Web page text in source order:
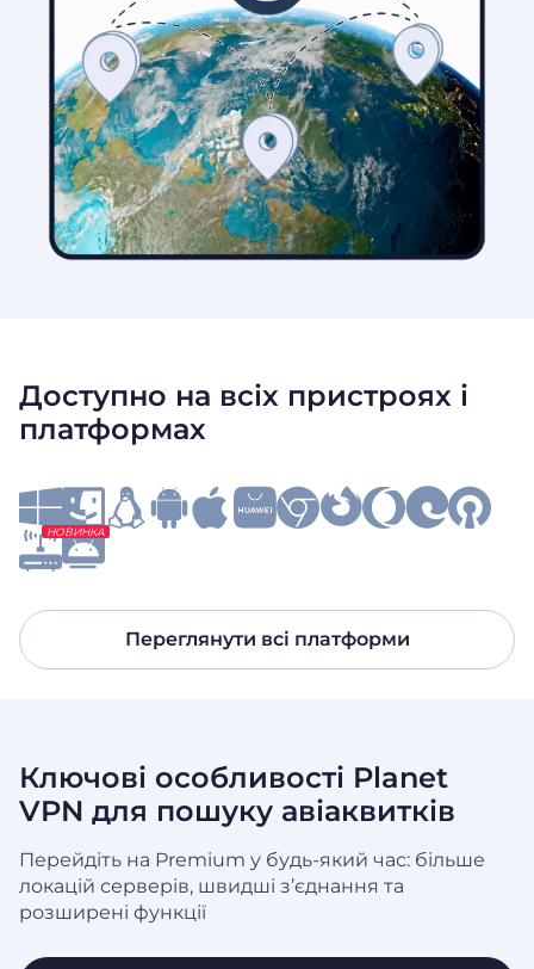
Доступно на всіх пристроях і
платформах
НОВИНКА
Переглянути всі платформи
Ключові особливості Planet
VPN для пошуку авіаквитків
Перейдіть на Premium у будь-який час: більше
локацій серверів, швидші з’єднання та
розширені функції